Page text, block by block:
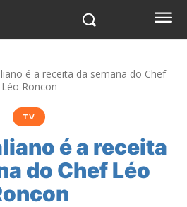
é a receita da semana do Chef
Léo Roncon
TV
é a receita
do Chef Léo